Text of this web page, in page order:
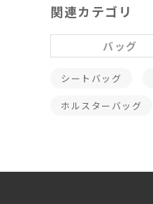
関連カテゴリ
バッグ
シートバッグ
ホルスターバッグ